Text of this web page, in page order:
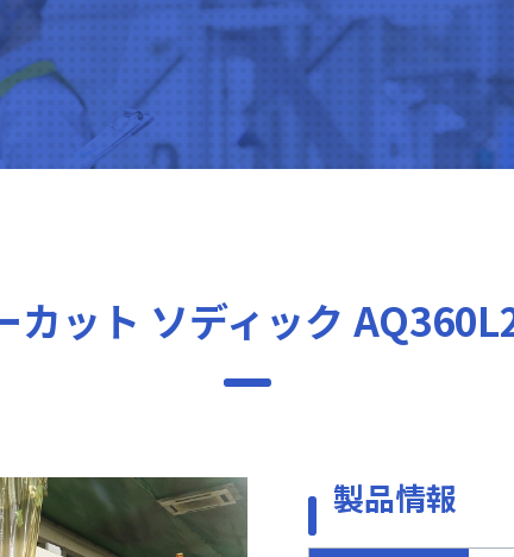
カット ソディック
製品情報